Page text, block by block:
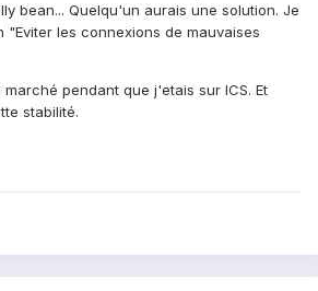
bean... Quelqu'un aurais une solution. Je
"Eviter les connexions de mauvaises
pendant que j'etais sur ICS. Et
stabilité.